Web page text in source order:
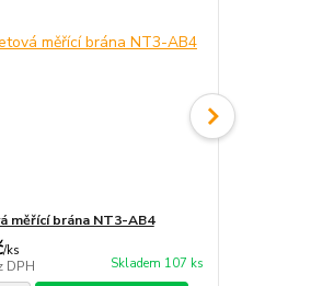
měřící brána NT3-AB4
/ks
DPH Skladem 107 ks